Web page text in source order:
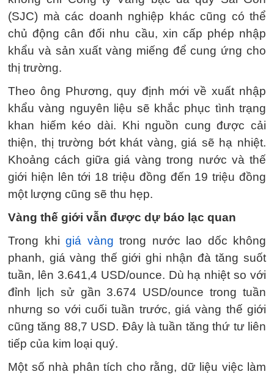
(SJC) mà các doanh nghiệp khác cũng có thể
chủ động cân đối nhu cầu, xin cấp phép nhập
khẩu và sản xuất vàng miếng để cung ứng cho
thị trường.
Theo ông Phương, quy định mới về xuất nhập
khẩu vàng nguyên liệu sẽ khắc phục tình trạng
khan hiếm kéo dài. Khi nguồn cung được cải
thiện, thị trường bớt khát vàng, giá sẽ hạ nhiệt.
Khoảng cách giữa giá vàng trong nước và thế
giới hiện lên tới 18 triệu đồng đến 19 triệu đồng
một lượng cũng sẽ thu hẹp.
Vàng thế giới vẫn được dự báo lạc quan
Trong khi giá vàng trong nước lao dốc không
phanh, giá vàng thế giới ghi nhận đà tăng suốt
tuần, lên 3.641,4 USD/ounce. Dù hạ nhiệt so với
đỉnh lịch sử gần 3.674 USD/ounce trong tuần
nhưng so với cuối tuần trước, giá vàng thế giới
cũng tăng 88,7 USD. Đây là tuần tăng thứ tư liên
tiếp của kim loại quý.
Một số nhà phân tích cho rằng, dữ liệu việc làm